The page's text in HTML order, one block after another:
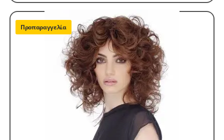
Προπαραγγελία